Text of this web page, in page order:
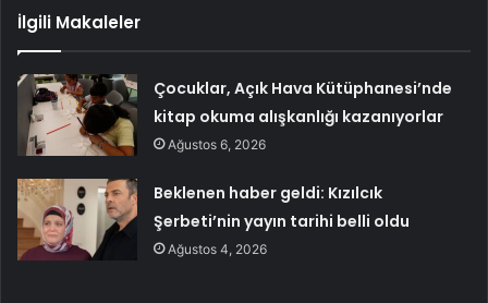
İlgili Makaleler
Çocuklar, Açık Hava Kütüphanesi’nde
kitap okuma alışkanlığı kazanıyorlar
Ağustos 6, 2026
Beklenen haber geldi: Kızılcık
Şerbeti’nin yayın tarihi belli oldu
Ağustos 4, 2026